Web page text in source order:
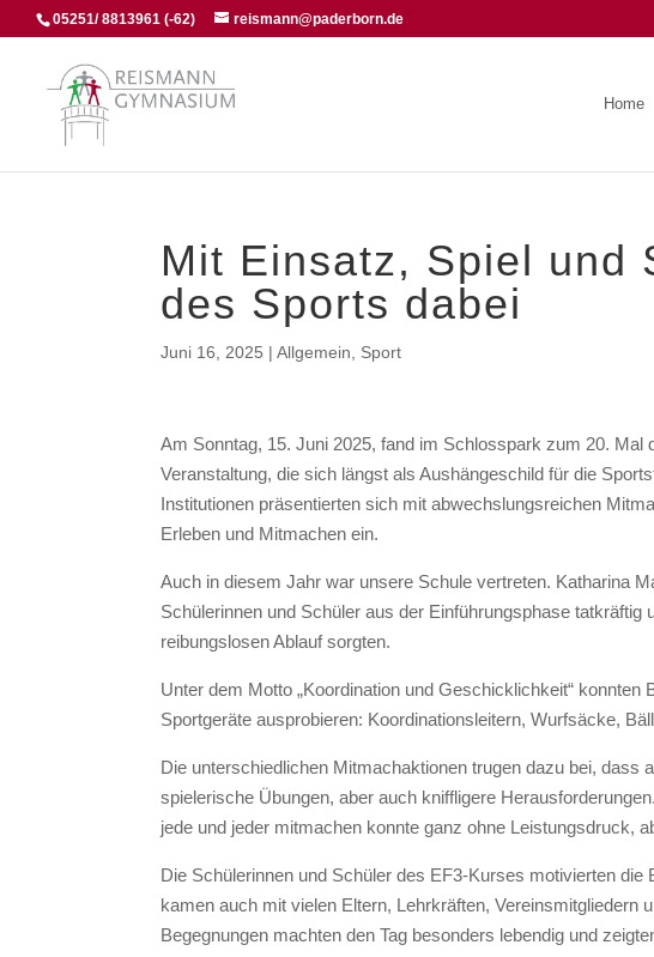
05251/ 8813961 (-62) reismann@paderborn.de
Home
Mit Einsatz, Spiel und
des Sports dabei
Juni 16, 2025 |Allgemein Sport
Am Sonntag, 15. Juni 2025, fand im Schlosspark zum 20. Mal
Veranstaltung, die sich längst als Aushängeschild für die
Institutionen präsentierten sich mit abwechslungsreichen
Erleben und Mitmachen ein.
Auch in diesem Jahr war unsere Schule vertreten. Katharina
Schülerinnen und Schüler aus der Einführungsphase
reibungslosen Ablauf sorgten.
Unter dem Motto „Koordination und Geschicklichkeit“
Sportgeräte ausprobieren: Koordinationsleitern, Wurfsäcke,
Die unterschiedlichen Mitmachaktionen trugen dazu bei, dass
spielerische Übungen, aber auch kniffligere
jede und jeder mitmachen konnte ganz ohne Leistungsdruck,
Die Schülerinnen und Schüler des EF3-Kurses motivierten
kamen auch mit vielen Eltern, Lehrkräften, Vereinsmitgliedern
Begegnungen machten den Tag besonders lebendig und